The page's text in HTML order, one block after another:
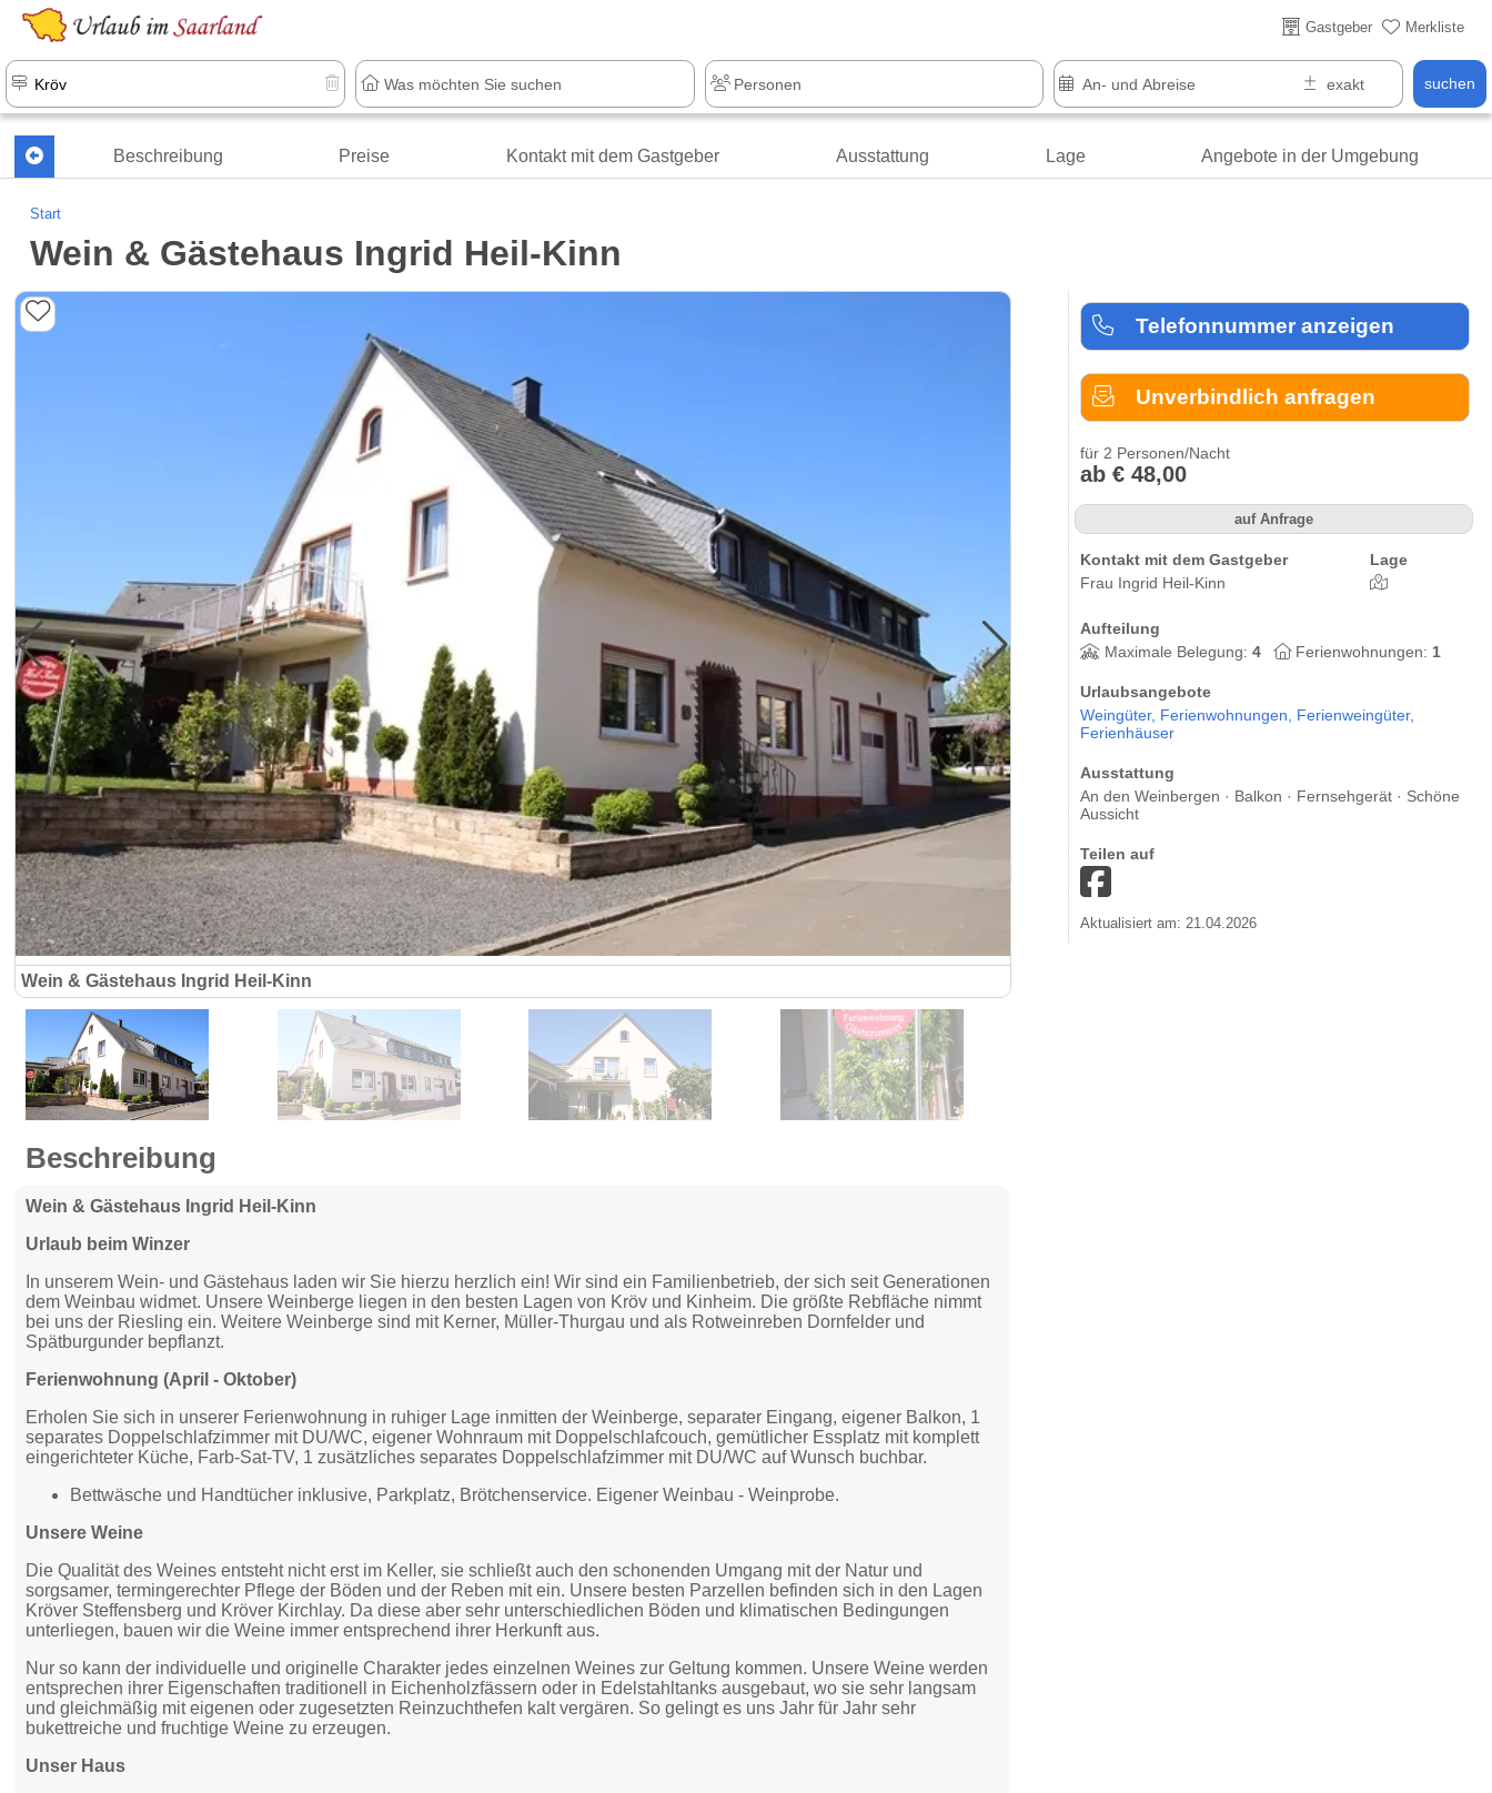
Gastgeber Merkliste
suchen
Beschreibung Preise Kontakt mit dem Gastgeber Ausstattung Lage Angebote in der Umgebung
Start
Wein & Gästehaus Ingrid Heil-Kinn
Wein & Gästehaus Ingrid Heil-Kinn
Telefonnummer anzeigen
Unverbindlich anfragen
für 2 Personen/Nacht
ab € 48,00
auf Anfrage
Kontakt mit dem Gastgeber
Frau Ingrid Heil-Kinn
Lage
Aufteilung
Maximale Belegung: 4 Ferienwohnungen: 1
Urlaubsangebote
Weingüter, Ferienwohnungen, Ferienweingüter,
Ferienhäuser
Ausstattung
An den Weinbergen · Balkon · Fernsehgerät · Schöne
Aussicht
Teilen auf
Aktualisiert am: 21.04.2026
Beschreibung
Wein & Gästehaus Ingrid Heil-Kinn
Urlaub beim Winzer
In unserem Wein- und Gästehaus laden wir Sie hierzu herzlich ein! Wir sind ein Familienbetrieb, der sich seit Generationen
dem Weinbau widmet. Unsere Weinberge liegen in den besten Lagen von Kröv und Kinheim. Die größte Rebfläche nimmt
bei uns der Riesling ein. Weitere Weinberge sind mit Kerner, Müller-Thurgau und als Rotweinreben Dornfelder und
Spätburgunder bepflanzt.
Ferienwohnung (April - Oktober)
Erholen Sie sich in unserer Ferienwohnung in ruhiger Lage inmitten der Weinberge, separater Eingang, eigener Balkon, 1
separates Doppelschlafzimmer mit DU/WC, eigener Wohnraum mit Doppelschlafcouch, gemütlicher Essplatz mit komplett
eingerichteter Küche, Farb-Sat-TV, 1 zusätzliches separates Doppelschlafzimmer mit DU/WC auf Wunsch buchbar.
Bettwäsche und Handtücher inklusive, Parkplatz, Brötchenservice. Eigener Weinbau - Weinprobe.
Unsere Weine
Die Qualität des Weines entsteht nicht erst im Keller, sie schließt auch den schonenden Umgang mit der Natur und
sorgsamer, termingerechter Pflege der Böden und der Reben mit ein. Unsere besten Parzellen befinden sich in den Lagen
Kröver Steffensberg und Kröver Kirchlay. Da diese aber sehr unterschiedlichen Böden und klimatischen Bedingungen
unterliegen, bauen wir die Weine immer entsprechend ihrer Herkunft aus.
Nur so kann der individuelle und originelle Charakter jedes einzelnen Weines zur Geltung kommen. Unsere Weine werden
entsprechen ihrer Eigenschaften traditionell in Eichenholzfässern oder in Edelstahltanks ausgebaut, wo sie sehr langsam
und gleichmäßig mit eigenen oder zugesetzten Reinzuchthefen kalt vergären. So gelingt es uns Jahr für Jahr sehr
bukettreiche und fruchtige Weine zu erzeugen.
Unser Haus